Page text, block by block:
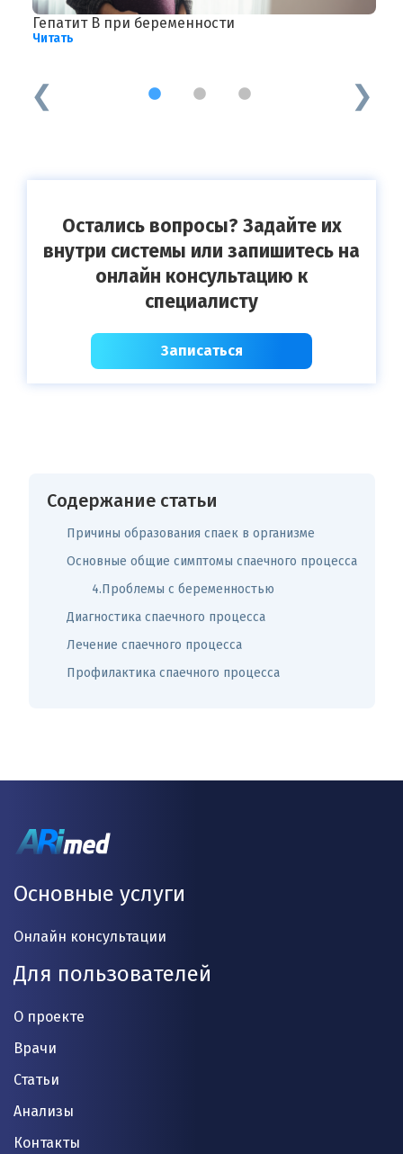
Гепатит В при беременности
Читать
1 2 3
Остались вопросы? Задайте их
внутри системы или запишитесь на
онлайн консультацию к
специалисту
Записаться
Содержание статьи
Причины образования спаек в организме
Основные общие симптомы спаечного процесса
4.Проблемы с беременностью
Диагностика спаечного процесса
Лечение спаечного процесса
Профилактика спаечного процесса
Основные услуги
Онлайн консультации
Для пользователей
О проекте
Врачи
Статьи
Анализы
Контакты